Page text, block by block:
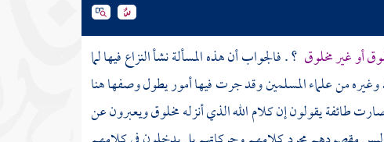
أو غير مخلوق ؟ . فالجواب أن هذه المسألة نشأ النزاع فيها لما
وغيره من علماء المسلمين وقد جرت فيها أمور يطول وصفها هنا
طائفة يقولون إن كلام الله الذي أنزله مخلوق ويعبرون عن